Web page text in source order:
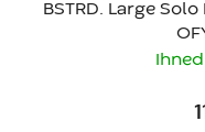
BSTRD. Large